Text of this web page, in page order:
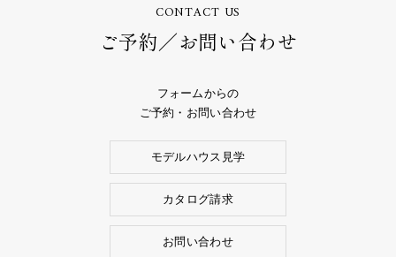
CONTACT US
ご予約／お問い合わせ
フォームからの
ご予約・お問い合わせ
モデルハウス見学
カタログ請求
お問い合わせ